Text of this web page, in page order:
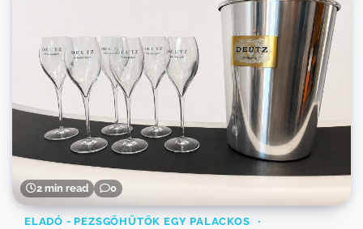
2 min read 0
ELADÓ - PEZSGŐHŰTŐK EGY PALACKOS